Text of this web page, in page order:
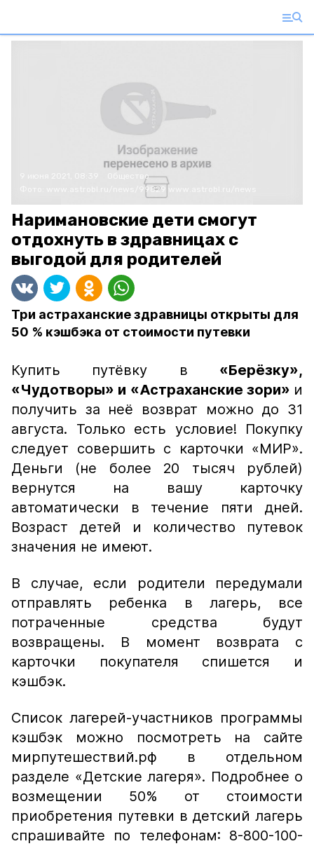
Общество
www.astrobl.ru/news/99829
Наримановские дети смогут
отдохнуть в здравницах с
выгодой для родителей
Три астраханские здравницы открыты для
50 % кэшбэка от стоимости путевки
Купить путёвку в «Берёзку»,
«Чудотворы» и «Астраханские зори» и
получить за неё возврат можно до 31
августа. Только есть условие! Покупку
следует совершить с карточки «МИР».
Деньги (не более 20 тысяч рублей)
вернутся на вашу карточку
автоматически в течение пяти дней.
Возраст детей и количество путевок
значения не имеют.
В случае, если родители передумали
отправлять ребенка в лагерь, все
потраченные средства будут
возвращены. В момент возврата с
карточки покупателя спишется и
кэшбэк.
Список лагерей-участников программы
кэшбэк можно посмотреть на сайте
мирпутешествий.рф в отдельном
разделе «Детские лагеря». Подробнее о
возмещении 50% от стоимости
приобретения путевки в детский лагерь
спрашивайте по телефонам: 8-800-100-